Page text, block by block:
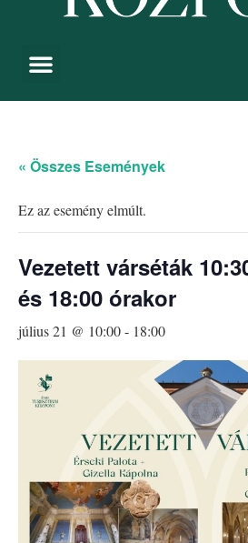
« Összes Események
Ez az esemény elmúlt.
Vezetett várséták
és 18:00 órakor
július 21 @ 10:00- 18:00